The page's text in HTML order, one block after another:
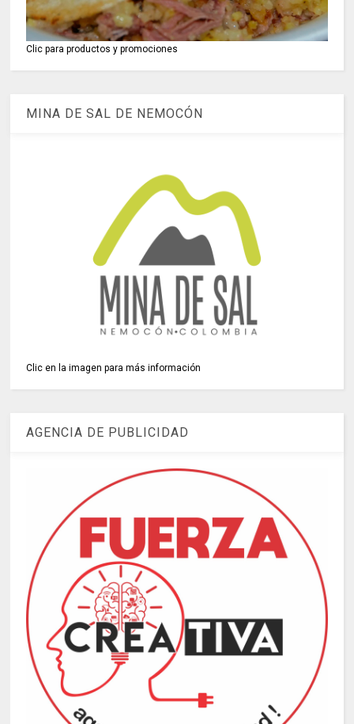
Clic para productos y promociones
MINA DE SAL DE NEMOCÓN
Clic en la imagen para más información
AGENCIA DE PUBLICIDAD